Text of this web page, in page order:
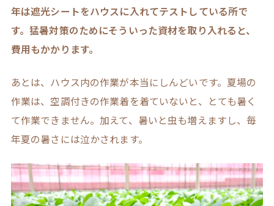
年は遮光シートをハウスに入れてテストしている所で
す。猛暑対策のためにそういった資材を取り入れると、
費用もかかります。
あとは、ハウス内の作業が本当にしんどいです。夏場の
作業は、空調付きの作業着を着ていないと、とても暑く
て作業できません。加えて、暑いと虫も増えますし、毎
年夏の暑さには泣かされます。